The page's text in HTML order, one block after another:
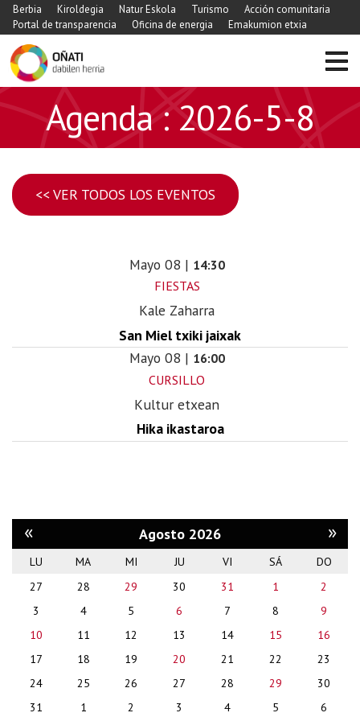
Berbia Kiroldegia Natur Eskola Turismo
Acción comunitaria
Portal de transparencia
Oficina de energia Emakumion etxia
Agenda : 2026-5-8
<< VER TODOS LOS EVENTOS
Mayo 08 | 14:30
FIESTAS
Kale Zaharra
San Miel txiki jaixak
Mayo 08 | 16:00
CURSILLO
Kultur etxean
Hika ikastaroa
« Agosto 2026 »
month-
LU MA MI JU VI SÁ
DO
27
28 29 30 31 1
2
3
4 5 6 7 8
9
10
11 12 13 14 15
16
17
18 19 20 21 22
23
24
25 26 27 28 29
30
31
1 2 3 4 5 6